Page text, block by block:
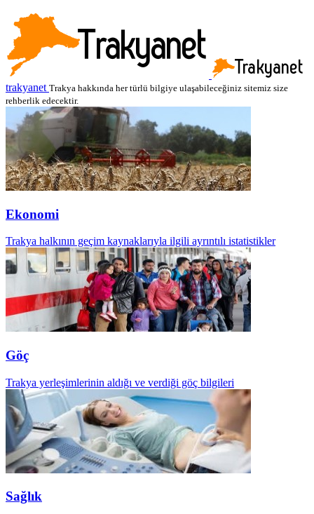
trakyanet Trakya hakkında her türlü bilgiye ulaşabileceğiniz sitemiz size
rehberlik edecektir.
Ekonomi
Trakya halkının geçim kaynaklarıyla ilgili ayrıntılı istatistikler
Göç
Trakya yerleşimlerinin aldığı ve verdiği göç bilgileri
Sağlık